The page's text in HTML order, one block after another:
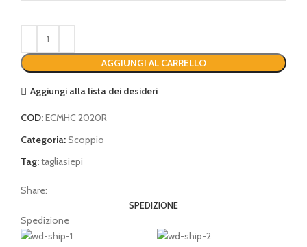
AGGIUNGI AL CARRELLO
Aggiungi alla lista dei desideri
COD:ECMHC 2020R
Categoria:Scoppio
Tag:tagliasiepi
Share:
SPEDIZIONE
Spedizione